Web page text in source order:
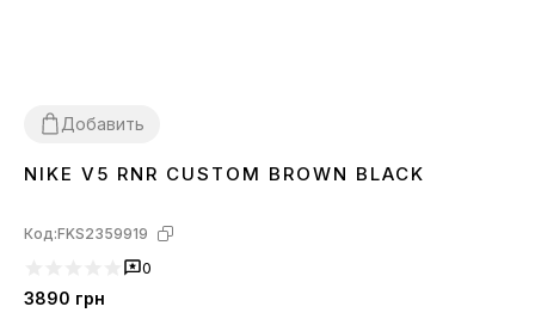
Добавить
4041 42 43 4445
NIKE V5 RNR CUSTOM BROWN BLACK
Код:FKS2359919
0
3890 грн